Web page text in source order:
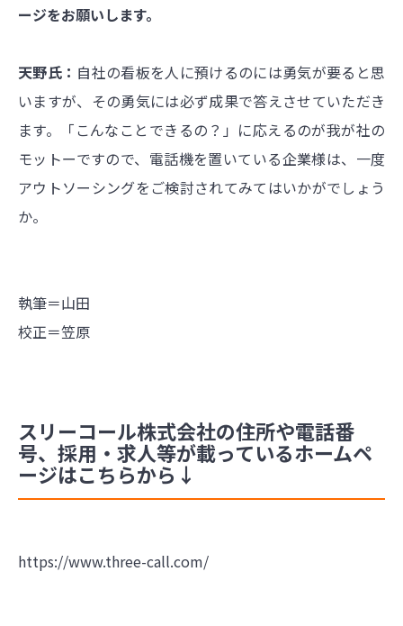
ージをお願いします。
天野氏： 自社の看板を人に預けるのには勇気が要ると思
いますが、その勇気には必ず成果で答えさせていただき
ます。「こんなことできるの？」に応えるのが我が社の
モットーですので、電話機を置いている企業様は、一度
アウトソーシングをご検討されてみてはいかがでしょう
か。
執筆＝山田
校正＝笠原
スリーコール株式会社の住所や電話番
号、採用・求人等が載っているホームペ
ージはこちらから↓
https://www.three-call.com/